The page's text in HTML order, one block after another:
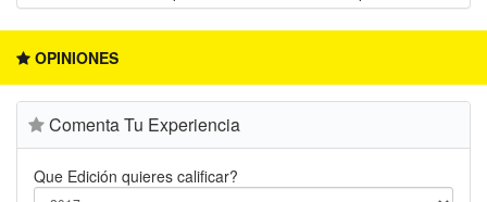
OPINIONES
Comenta Tu Experiencia
Que Edición quieres calificar?